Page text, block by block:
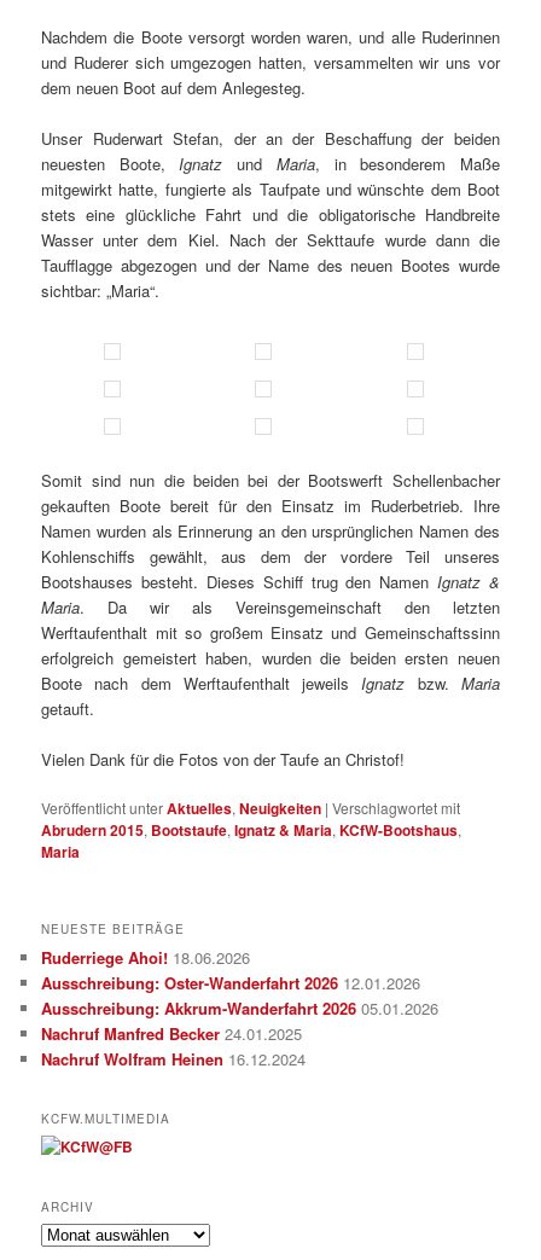
Nachdem die Boote versorgt worden waren, und alle Ruderinnen
und Ruderer sich umgezogen hatten, versammelten wir uns vor
dem neuen Boot auf dem Anlegesteg.
Unser Ruderwart Stefan, der an der Beschaffung der beiden
neuesten Boote,Ignatz und Maria, in besonderem Maße
mitgewirkt hatte, fungierte als Taufpate und wünschte dem Boot
stets eine glückliche Fahrt und die obligatorische Handbreite
Wasser unter dem Kiel. Nach der Sekttaufe wurde dann die
Taufflagge abgezogen und der Name des neuen Bootes wurde
sichtbar: „Maria“.
Somit sind nun die beiden bei der Bootswerft Schellenbacher
gekauften Boote bereit für den Einsatz im Ruderbetrieb. Ihre
Namen wurden als Erinnerung an den ursprünglichen Namen des
Kohlenschiffs gewählt, aus dem der vordere Teil unseres
Bootshauses besteht. Dieses Schiff trug den Namen Ignatz &
Maria. Da wir als Vereinsgemeinschaft den letzten
Werftaufenthalt mit so großem Einsatz und Gemeinschaftssinn
erfolgreich gemeistert haben, wurden die beiden ersten neuen
Boote nach dem Werftaufenthalt jeweils Ignatz bzw. Maria
getauft.
Vielen Dank für die Fotos von der Taufe an Christof!
Veröffentlicht unterAktuelles,Neuigkeiten |Verschlagwortet mit
Abrudern 2015, Bootstaufe,Ignatz & Maria,KCfW-Bootshaus,
Maria
NEUESTE BEITRÄGE
Ruderriege Ahoi! 18.06.2026
Ausschreibung: Oster-Wanderfahrt 2026 12.01.2026
Ausschreibung: Akkrum-Wanderfahrt 2026 05.01.2026
Nachruf Manfred Becker 24.01.2025
Nachruf Wolfram Heinen 16.12.2024
KCFW.MULTIMEDIA
ARCHIV
Archiv